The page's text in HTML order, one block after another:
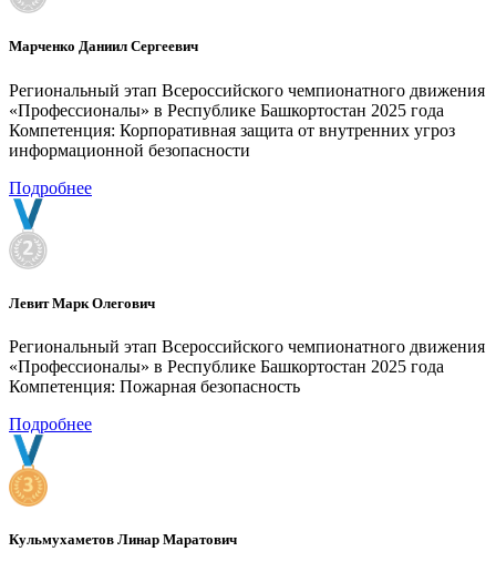
Марченко Даниил Сергеевич
Региональный этап Всероссийского чемпионатного движения
«Профессионалы» в Республике Башкортостан 2025 года
Компетенция: Корпоративная защита от внутренних угроз
информационной безопасности
Подробнее
Левит Марк Олегович
Региональный этап Всероссийского чемпионатного движения
«Профессионалы» в Республике Башкортостан 2025 года
Компетенция: Пожарная безопасность
Подробнее
Кульмухаметов Линар Маратович